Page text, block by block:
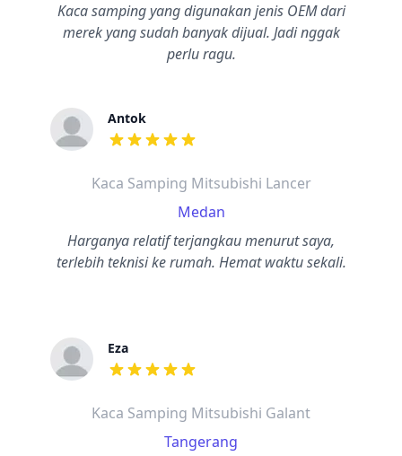
Kaca samping yang digunakan jenis OEM dari
merek yang sudah banyak dijual. Jadi nggak
perlu ragu.
Antok
dari ulasan adalah bintang lima
Kaca Samping Mitsubishi Lancer
Medan
Harganya relatif terjangkau menurut saya,
terlebih teknisi ke rumah. Hemat waktu sekali.
Eza
dari ulasan adalah bintang lima
Kaca Samping Mitsubishi Galant
Tangerang